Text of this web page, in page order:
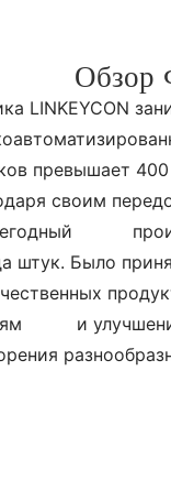
Обзор
LINKEYCON
превышает 400
своим
штук. Было
и улучшение